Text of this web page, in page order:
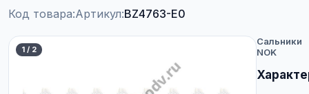
Код товара:Артикул:BZ4763-E0
1 / 2
Сальники
NOK